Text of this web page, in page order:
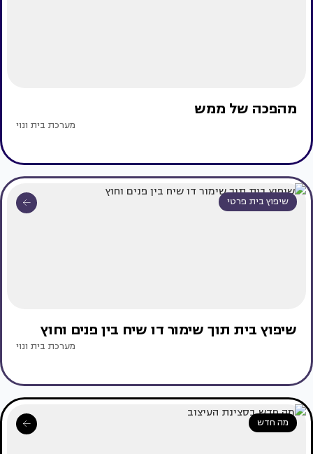
מהפכה של ממש
מערכת בית ונוי
שיפוץ בית פרטי
שיפוץ בית תוך שימור דו שיח בין פנים וחוץ
מערכת בית ונוי
מה חדש